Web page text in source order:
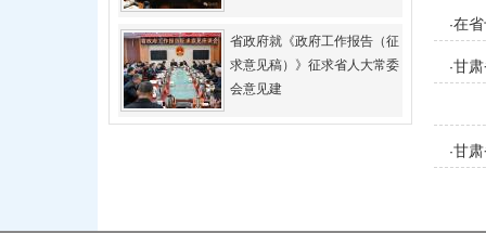
省政府就《政府工作报告（征
求意见稿）》征求省人大常委
会意见建
·在
·甘
·甘